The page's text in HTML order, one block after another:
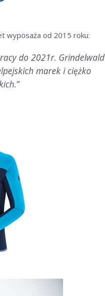
wyposaża od 2015 roku:
do 2021r. Grindelwald
marek i ciężko